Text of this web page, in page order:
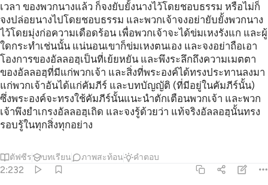
เวลา ของพวกนางแล้ว ก็จงยับยั้งนางไว้โดยชอบธรรม หรือไม่ก็
จงปล่อยนางไปโดยชอบธรรม และพวกเจ้าจงอย่ายับยั้งพวกนาง
ไว้โดยมุ่งก่อความเดือดร้อน เพื่อพวกเจ้าจะได้ข่มเหงรังแก และผู้
ใดกระทำเช่นนั้น แน่นอนเขาก็ข่มเหงตนเอง และจงอย่าถือเอา
โองการของอัลลอฮฺเป็นที่เย้ยหยัน และพึงระลึกถึงความเมตตา
ของอัลลอฮฺที่มีแก่พวกเจ้า และสิ่งที่พระองค์ได้ทรงประทานลงมา
แก่พวกเจ้าอันได้แก่คัมภีร์ และบทบัญญัติ (ที่มีอยู่ในคัมภีร์นั้น)
ซึ่งพระองค์จะทรงใช้คัมภีร์นั้นแนะนำตักเตือนพวกเจ้า และพวก
เจ้าพึงยำเกรงอัลลอฮฺเถิด และจงรู้ด้วยว่า แท้จริงอัลลอฮฺนั้นทรง
รอบรู้ในทุกสิ่งทุกอย่าง
ตัฟซีร บทเรียน ภาพสะท้อน คำตอบ
2:232